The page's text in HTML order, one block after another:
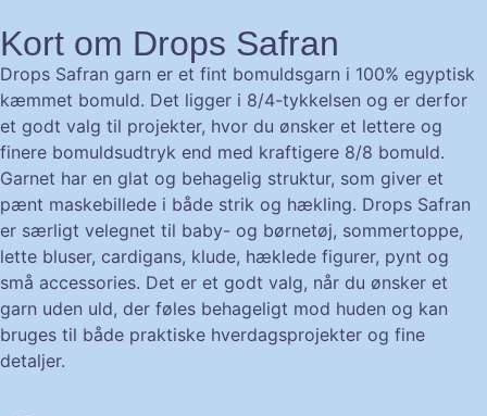
Kort om Drops Safran
Drops Safran garn er et fint bomuldsgarn i 100% egyptisk
kæmmet bomuld. Det ligger i 8/4-tykkelsen og er derfor
et godt valg til projekter, hvor du ønsker et lettere og
finere bomuldsudtryk end med kraftigere 8/8 bomuld.
Garnet har en glat og behagelig struktur, som giver et
pænt maskebillede i både strik og hækling. Drops Safran
er særligt velegnet til baby- og børnetøj, sommertoppe,
lette bluser, cardigans, klude, hæklede figurer, pynt og
små accessories. Det er et godt valg, når du ønsker et
garn uden uld, der føles behageligt mod huden og kan
bruges til både praktiske hverdagsprojekter og fine
detaljer.